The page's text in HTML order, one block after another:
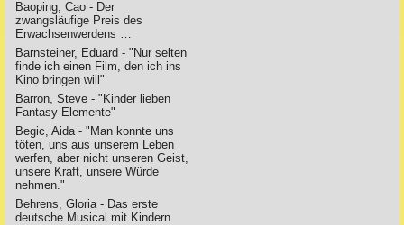
Baoping, Cao - Der
zwangsläufige Preis des
Erwachsenwerdens …
Barnsteiner, Eduard - "Nur selten
finde ich einen Film, den ich ins
Kino bringen will"
Barron, Steve - "Kinder lieben
Fantasy-Elemente"
Begic, Aida - "Man konnte uns
töten, uns aus unserem Leben
werfen, aber nicht unseren Geist,
unsere Kraft, unsere Würde
nehmen."
Behrens, Gloria - Das erste
deutsche Musical mit Kindern